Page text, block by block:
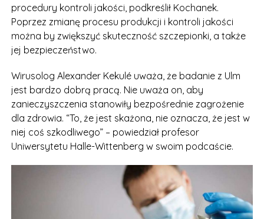
procedury kontroli jakości, podkreślił Kochanek.
Poprzez zmianę procesu produkcji i kontroli jakości
można by zwiększyć skuteczność szczepionki, a także
jej bezpieczeństwo.
Wirusolog Alexander Kekulé uważa, że badanie z Ulm
jest bardzo dobrą pracą. Nie uważa on, aby
zanieczyszczenia stanowiły bezpośrednie zagrożenie
dla zdrowia. “To, że jest skażona, nie oznacza, że jest w
niej coś szkodliwego” – powiedział profesor
Uniwersytetu Halle-Wittenberg w swoim podcaście.